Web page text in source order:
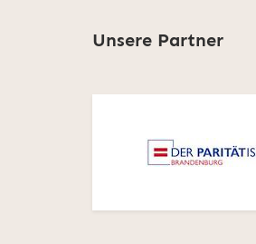
Unsere Partner